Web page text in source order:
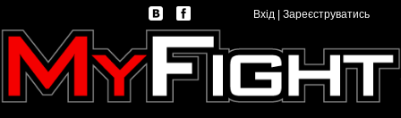
Вхід Зареєструватись